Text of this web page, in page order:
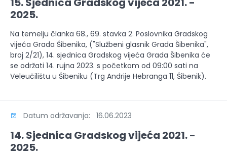
2025.
Na temelju članka 68., 69. stavka 2. Poslovnika Gradskog
vijeća Grada Šibenika, ("Službeni glasnik Grada Šibenika",
broj 2/21), 14. sjednica Gradskog vijeća Grada Šibenika će
se održati 14. rujna 2023. s početkom od 09:00 sati na
Veleučilištu u Šibeniku (Trg Andrije Hebranga 11, Šibenik).
Datum održavanja: 16.06.2023
14. Sjednica Gradskog vijeća 2021. -
2025.